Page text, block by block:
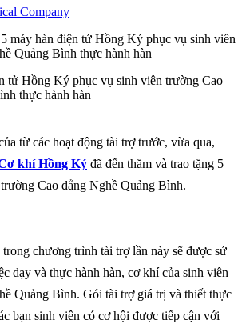
máy hàn điện tử Hồng Ký phục vụ sinh viên
Quảng Bình thực hành hàn
tử Hồng Ký phục vụ sinh viên trường Cao
thực hành hàn
từ các hoạt động tài trợ trước, vừa qua,
khí Hồng Ký đã đến thăm và trao tặng 5
Cao đẳng Nghề Quảng Bình.
trong chương trình tài trợ lần này sẽ được sử
dạy và thực hành hàn, cơ khí của sinh viên
Quảng Bình. Gói tài trợ giá trị và thiết thực
bạn sinh viên có cơ hội được tiếp cận với